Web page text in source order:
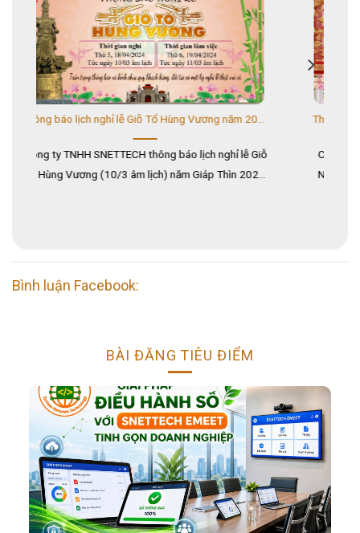
Thông báo lịch nghỉ tết Nguyên Đán Giáp Thìn 2024
Công ty TNHH SNETTECH thông báo lịch nghỉ tết
Nguyên Đán Giáp Thìn 2024. Kính chúc quý khách
Bình luận Facebook:
BÀI ĐĂNG TIÊU ĐIỂM